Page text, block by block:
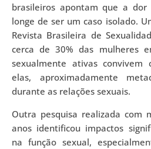
brasileiros apontam que a dor
longe de ser um caso isolado.
Revista Brasileira de
cerca de 30% das mulheres
sexualmente ativas convivem
elas, aproximadamente
durante as relações sexuais.
Outra pesquisa realizada com
anos identificou impactos
na função sexual,